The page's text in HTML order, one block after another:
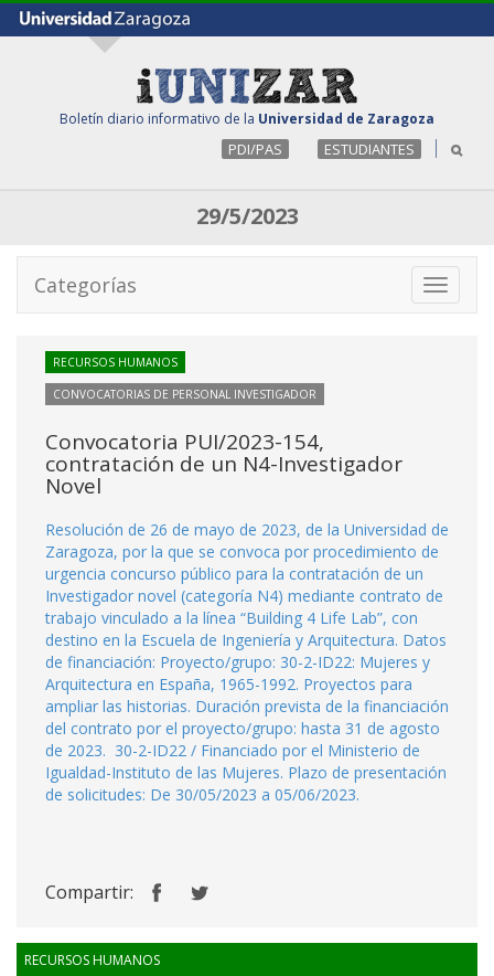
Boletín diario informativo de la Universidad de Zaragoza
PDI/PAS ESTUDIANTES
29/5/2023
Toggle
Categorías
RECURSOS HUMANOS
CONVOCATORIAS DE PERSONAL INVESTIGADOR
Convocatoria PUI/2023-154,
contratación de un N4-Investigador
Novel
Resolución de 26 de mayo de 2023, de la Universidad de
Zaragoza, por la que se convoca por procedimiento de
urgencia concurso público para la contratación de un
Investigador novel (categoría N4) mediante contrato de
trabajo vinculado a la línea “Building 4 Life Lab”, con
destino en la Escuela de Ingeniería y Arquitectura. Datos
de financiación: Proyecto/grupo: 30-2-ID22: Mujeres y
Arquitectura en España, 1965-1992. Proyectos para
ampliar las historias. Duración prevista de la financiación
del contrato por el proyecto/grupo: hasta 31 de agosto
de 2023. 30-2-ID22 / Financiado por el Ministerio de
Igualdad-Instituto de las Mujeres. Plazo de presentación
de solicitudes: De 30/05/2023 a 05/06/2023.
Compartir:
RECURSOS HUMANOS